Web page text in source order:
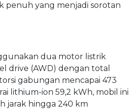
penuh yang menjadi sorotan
dua motor listrik
drive (AWD) dengan total
gabungan mencapai 473
lithium-ion 59,2 kWh, mobil ini
jarak hingga 240 km